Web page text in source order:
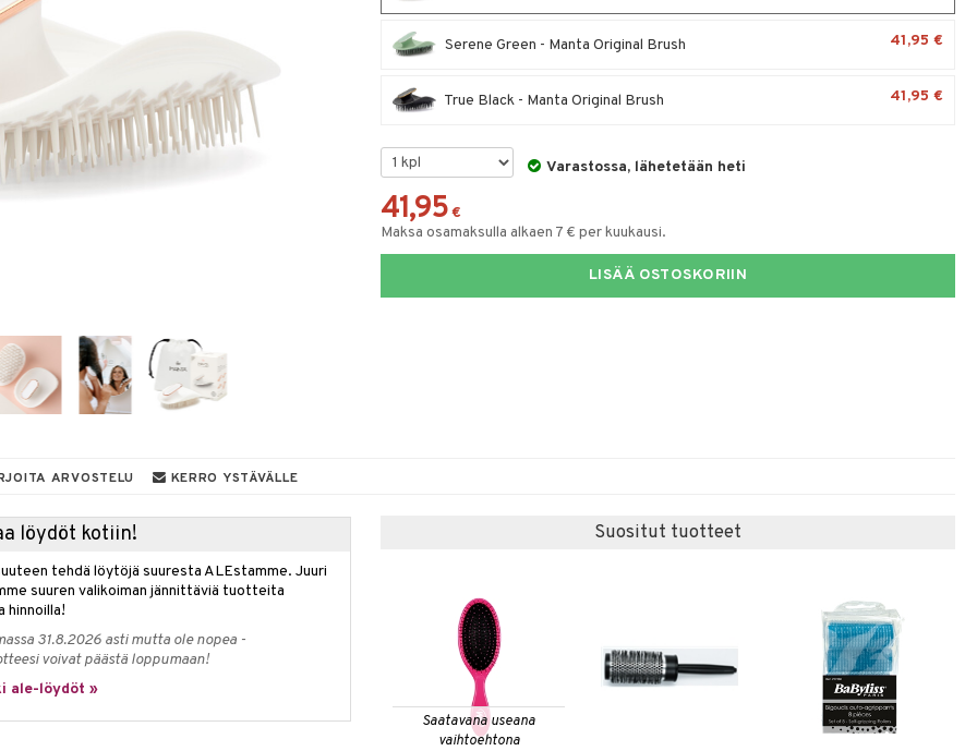
Serene Green - Manta Original Brush 41,95 €
True Black - Manta Original Brush 41,95 €
Varastossa, lähetetään heti
41,95 €
Maksa osamaksulla alkaen 7 € per kuukausi.
LISÄÄ OSTOSKORIIN
ARVOSTELU KERRO YSTÄVÄLLE
löydöt kotiin!
tehdä löytöjä suuresta ALEstamme. Juuri
suuren valikoiman jännittäviä tuotteita
hinnoilla!
31.8.2026 asti mutta ole nopea -
voivat päästä loppumaan!
ale-löydöt »
Suositut tuotteet
Saatavana useana
vaihtoehtona